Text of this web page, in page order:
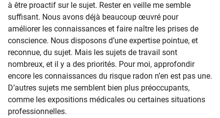
à être proactif sur le sujet. Rester en veille me semble
suffisant. Nous avons déjà beaucoup œuvré pour
améliorer les connaissances et faire naître les prises de
conscience. Nous disposons d’une expertise pointue, et
reconnue, du sujet. Mais les sujets de travail sont
nombreux, et il y a des priorités. Pour moi, approfondir
encore les connaissances du risque radon n’en est pas une.
D’autres sujets me semblent bien plus préoccupants,
comme les expositions médicales ou certaines situations
professionnelles.